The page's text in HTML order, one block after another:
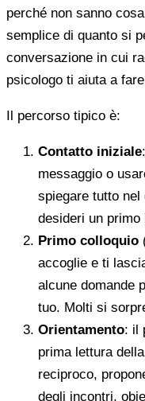
perché non sanno
semplice di quanto si
conversazione in cui
psicologo ti aiuta a
Il percorso tipico è:
Contatto iniziale
messaggio o
spiegare tutto
desideri un primo
Primo colloquio
accoglie e ti
alcune domande
tuo. Molti si
Orientamento: il
prima lettura
reciproco,
degli incontri,